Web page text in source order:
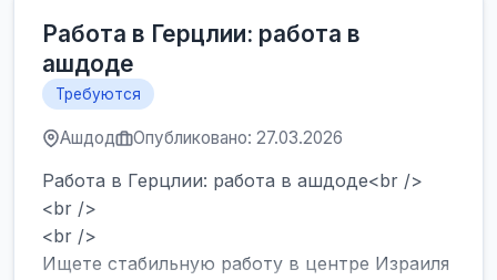
Работа в Герцлии: работа в
ашдоде
Требуются
Ашдод Опубликовано: 27.03.2026
Работа в Герцлии: работа в ашдоде<br />
<br />
<br />
Ищете стабильную работу в центре Израиля